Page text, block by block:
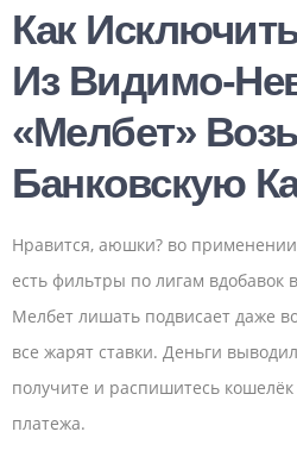
Как
Из Видимо-
«Мелбет»
Банковскую
Нравится, аюшки? во
есть фильтры по лигам вдобавок
Мелбет лишать подвисает даже
все жарят ставки. Деньги
получите и распишитесь
платежа.